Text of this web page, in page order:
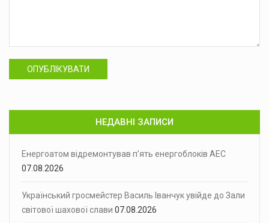
ОПУБЛІКУВАТИ
НЕДАВНІ ЗАПИСИ
Енергоатом відремонтував п’ять енергоблоків АЕС
07.08.2026
Український гросмейстер Василь Іванчук увійде до Зали
світової шахової слави 07.08.2026